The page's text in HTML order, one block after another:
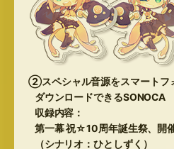
②スペシャル音源をスマートフ
ダウンロードできるSONOCA
収録内容：
第一幕 祝☆10周年誕生祭、開
（シナリオ：ひとしずく）